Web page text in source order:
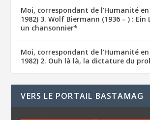
Moi, correspondant de l’Humanité en
1982) 3. Wolf Biermann (1936 – ) : Ein
un chansonnier*
Moi, correspondant de l’Humanité en
1982) 2. Ouh là là, la dictature du
VERS LE PORTAIL BASTAMAG